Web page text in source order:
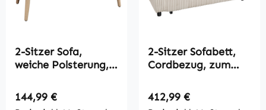
2-Sitzer Sofa,
weiche Polsterung,
Bezug, bis 220 kg,
117 x 56,5 x 77 cm,
Regulärer Preis:
144,99 €
2-Sitzer Sofabett,
Cordbezug, zum
umwandelbar, 2
Kissen,
Regulärer Preis:
412,99 €